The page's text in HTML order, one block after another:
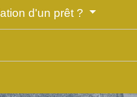
d'un prêt ?